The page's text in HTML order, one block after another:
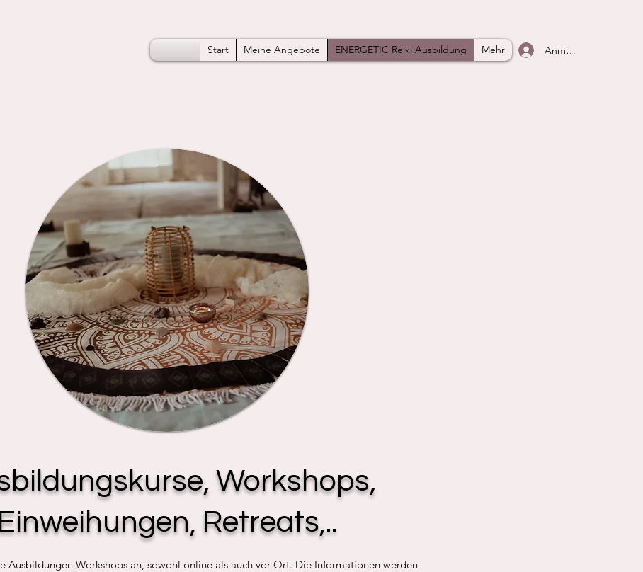
Anmelden
Start Meine Angebote ENERGETIC Reiki Ausbildung Mehr
Workshops,
Retreats,..
Ausbildungen Workshops an, sowohl online als auch vor Ort. Die Informationen werden